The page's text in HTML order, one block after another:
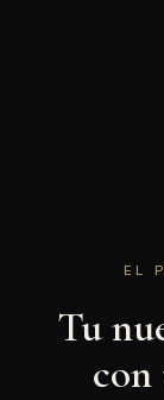
EL
Tu
con